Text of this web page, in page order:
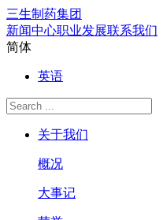
三生制药集团
新闻中心职业发展联系我们
简体
英语
关于我们
概况
大事记